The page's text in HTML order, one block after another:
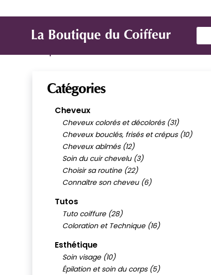
Marques Produit de coiffure
Catégories
Cheveux
Cheveux colorés et décolorés (31)
Cheveux bouclés, frisés et crépus (10)
Cheveux abîmés (12)
Soin du cuir chevelu (3)
Choisir sa routine (22)
Connaître son cheveu (6)
Tutos
Tuto coiffure (28)
Coloration et Technique (16)
Esthétique
Soin visage (10)
Épilation et soin du corps (5)